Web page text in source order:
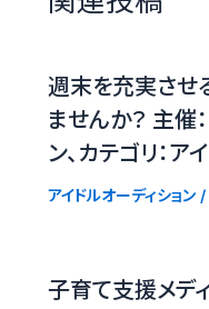
週末を充実させ
ませんか？ 主催
ン、カテゴリ：
アイドルオーディション/
子育て支援メデ